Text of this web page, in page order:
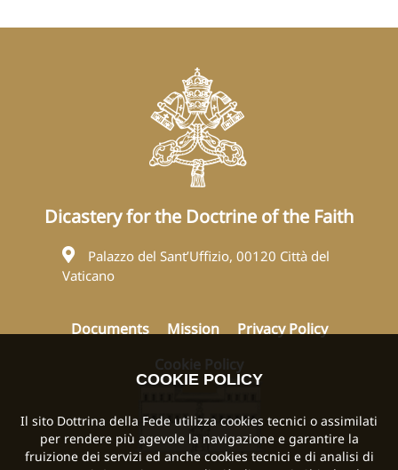
Dicastery for the Doctrine of the Faith
Palazzo del Sant’Uffizio, 00120 Città del
Vaticano
Documents Mission
Privacy Policy
Cookie Policy
COOKIE POLICY
Il sito Dottrina della Fede utilizza cookies tecnici o assimilati
per rendere più agevole la navigazione e garantire la
fruizione dei servizi ed anche cookies tecnici e di analisi di